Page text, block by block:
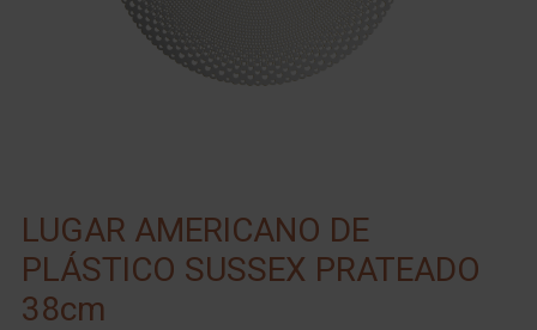
LUGAR AMERICANO DE
PLÁSTICO SUSSEX PRATEADO
38cm